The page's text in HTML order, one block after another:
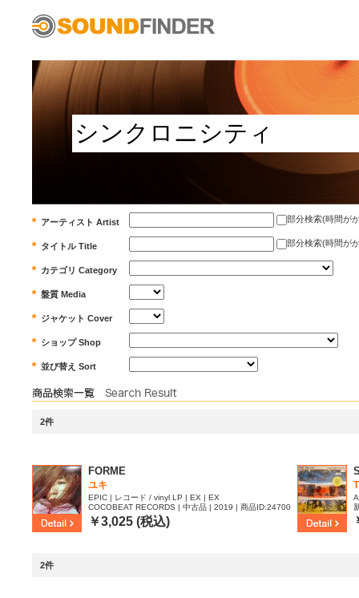
アーティスト Artist 部分検索(時間が
タイトル Title 部分検索(時間が
カテゴリ Category
盤質 Media
ジャケット Cover
ショップ Shop
並び替え Sort
2件
FORME
ユキ
EPIC | レコード / vinyl LP | EX | EX
COCOBEAT RECORDS | 中古品 | 2019 | 商品ID:24700
80
￥3,025 (税込)
0
2件